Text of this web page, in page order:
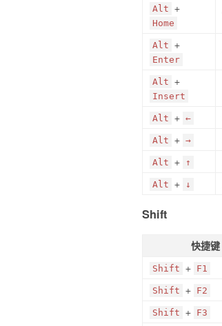
Alt +
Home
Alt +
Enter
Alt +
Insert
Alt + ←
Alt + →
Alt + ↑
Alt + ↓
Shift
快捷键
Shift + F1
Shift + F2
Shift + F3